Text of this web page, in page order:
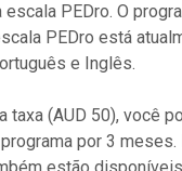
PEDro. O
PEDro está
e Inglês.
taxa (AUD 50), você
por 3